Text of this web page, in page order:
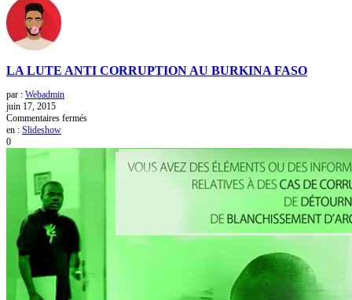
LA LUTE ANTI CORRUPTION AU BURKINA FASO
par : Webadmin
juin 17, 2015
Commentaires fermés
CORRUPTION
en : Slideshow
0